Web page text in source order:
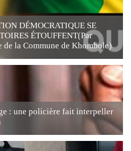
DÉMOCRATIQUE SE
ÉTOUFFENT(Par
la Commune de Khombole)
: une policière fait interpeller